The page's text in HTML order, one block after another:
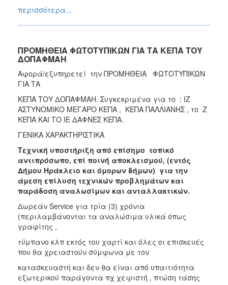
περισσότερα...
ΠΡΟΜΗΘΕΙΑ ΦΩΤΟΤΥΠΙΚΩΝ ΓΙΑ ΤΑ ΚΕΠΑ ΤΟΥ
ΔΟΠΑΦΜΑΗ
Aφορά/εξυπηρετεί την ΠΡΟΜΗΘΕΙΑ ΦΩΤΟΤΥΠΙΚΩΝ
ΓΙΑ ΤΑ
ΚΕΠΑ ΤΟΥ ΔΟΠΑΦΜΑΗ. Συγκεκριμένα για το : ΙΖ
ΑΣΤΥΝΟΜΙΚΟ ΜΕΓΑΡΟ ΚΕΠΑ , ΚΕΠΑ ΠΑΛΛΙΑΝΗΣ , το Ζ
ΚΕΠΑ ΚΑΙ ΤΟ ΙΕ ΔΑΦΝΕΣ ΚΕΠΑ.
ΓΕΝΙΚΑ ΧΑΡΑΚΤΗΡΙΣΤΙΚΑ
Τεχνική υποστήριξη από επίσημο τοπικό
αντιπρόσωπο, επί ποινή αποκλεισμού, (εντός
Δήμου Ηράκλειο και όμορων δήμων) για την
άμεση επίλυση τεχνικών προβλημάτων και
παράδοση αναλωσίμων και ανταλλακτικών.
Δωρεάν Service για τρία (3) χρόνια
(περιλαμβάνονται τα αναλώσιμα υλικά όπως
γραφίτης ,
τύμπανο κλπ εκτός του χαρτί και όλες οι επισκευές
που θα χρειαστούν σύμφωνα με τον
κατασκευαστή και δεν θα είναι από υπαιτιότητα
εξωτερικού παράγοντα πχ χειριστή , πτώση τάσης